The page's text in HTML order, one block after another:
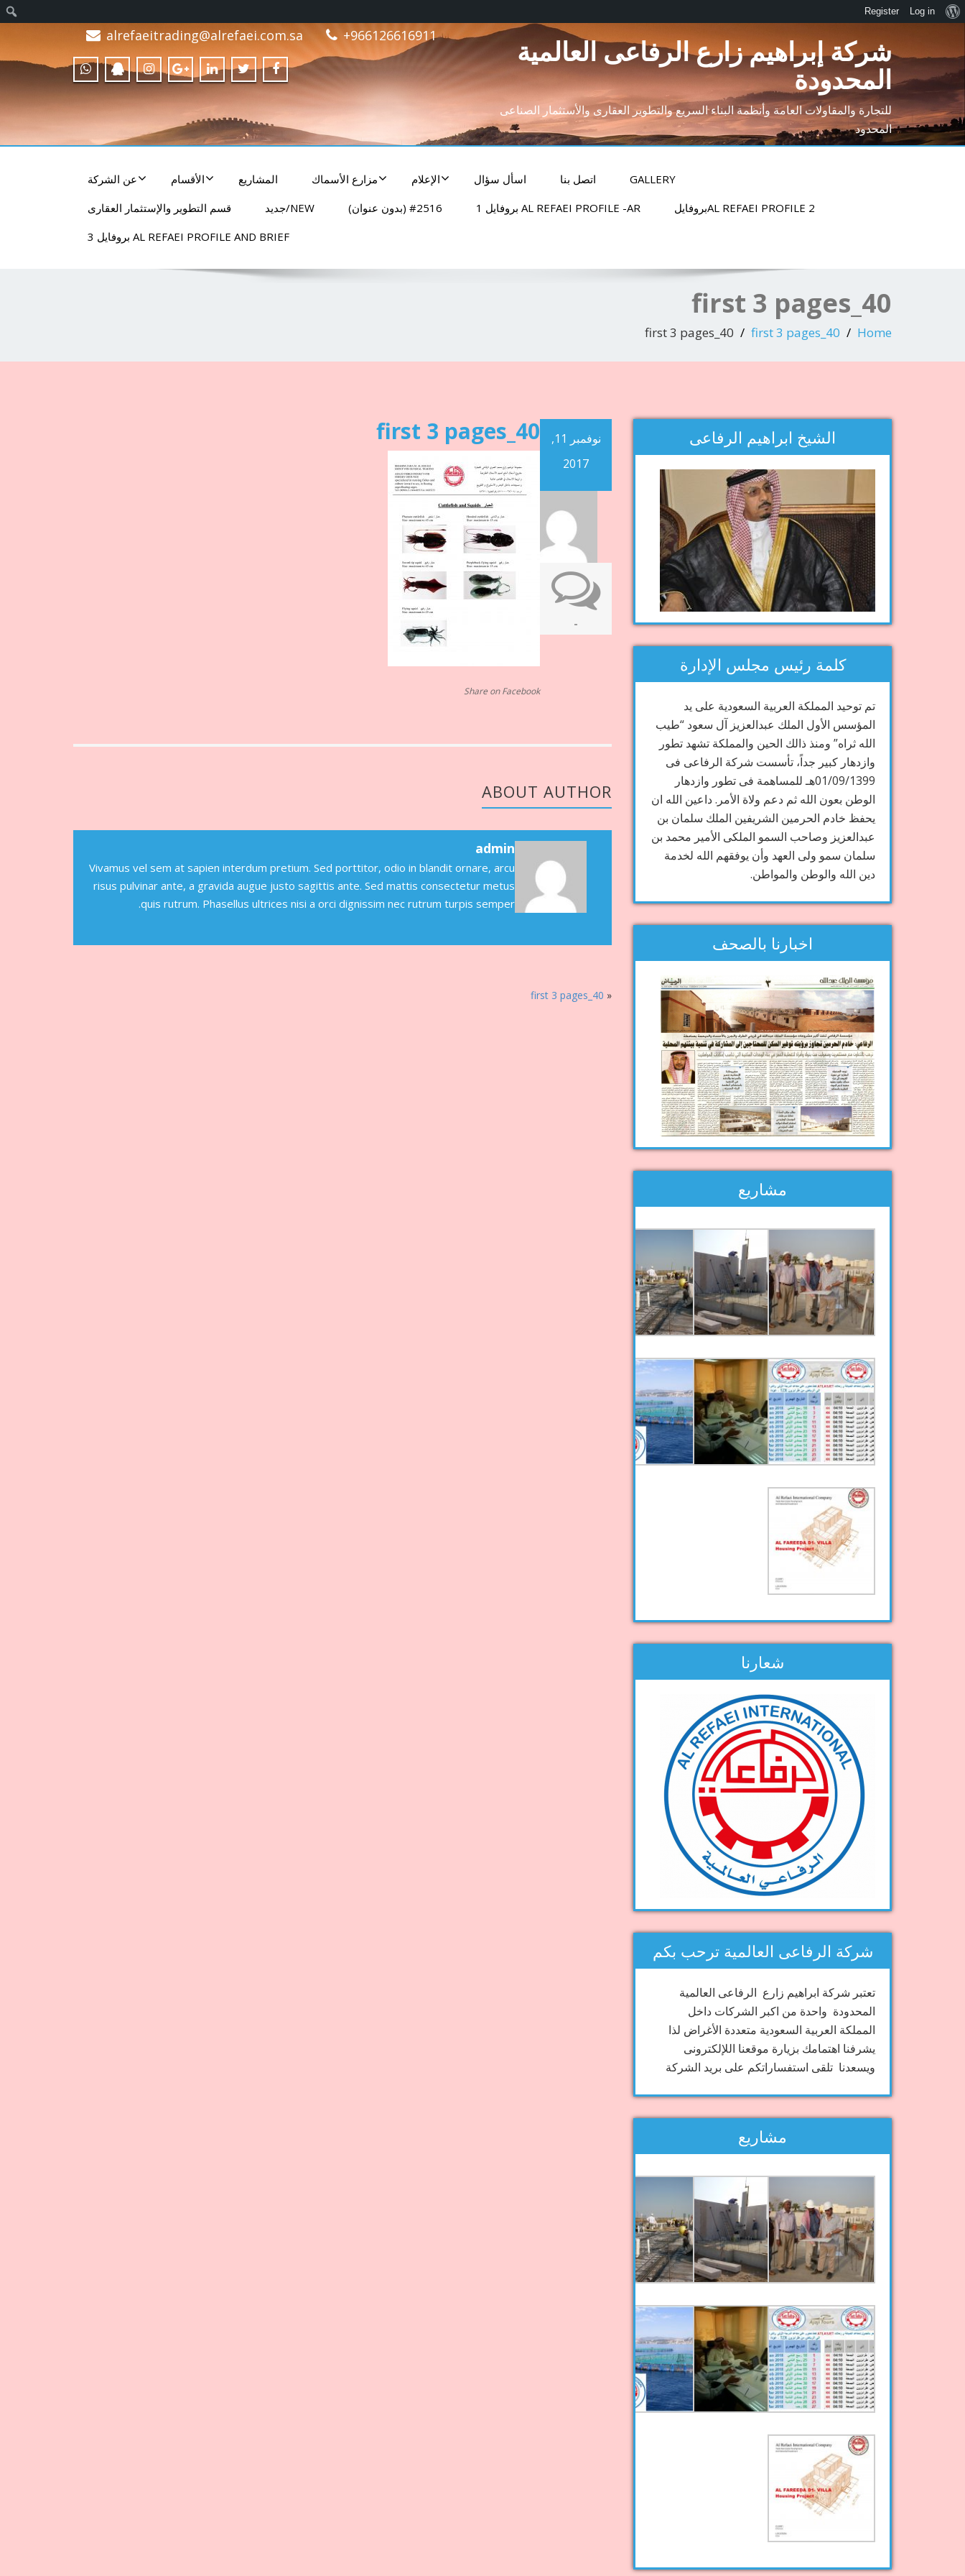
شركة إبراهيم زارع الرفاعى العالمية
المحدودة
للتجارة والمقاولات العامة وأنظمة البناء السريع والتطوير العقارى والأستثمار الصناعى
المحدود
alrefaeitrading@alrefaei.com.sa +966126616911
عن الشركة الأقسام المشاريع مزارع الأسماك الإعلام اسأل سؤال اتصل بنا
GALLERY
قسم التطوير والإستثمار العقارى
NEW/جديد #2516 (بدون عنوان) AL REFAEI PROFILE -AR بروفايل 1
AL REFAEI PROFILE 2بروفايل
AL REFAEI PROFILE AND BRIEF بروفايل 3
first 3 pages_40
Home
first 3 pages_40
first 3 pages_40
نوفمبر 11,
2017
-
first 3 pages_40
Share on Facebook
ABOUT AUTHOR
admin
Vivamus vel sem at sapien interdum pretium. Sed porttitor, odio in blandit ornare, arcu
risus pulvinar ante, a gravida augue justo sagittis ante. Sed mattis consectetur metus
quis rutrum. Phasellus ultrices nisi a orci dignissim nec rutrum turpis semper.
«
first 3 pages_40
الشيخ ابراهيم الرفاعى
كلمة رئيس مجلس الإدارة
تم توحيد المملكة العربية السعودية على يد
المؤسس الأول الملك عبدالعزيز آل سعود “طيب
الله ثراه” ومنذ ذالك الحين والمملكة تشهد تطور
وازدهار كبير جداً، تأسست شركة الرفاعى فى
01/09/1399هـ للمساهمة فى تطور وازدهار
الوطن بعون الله ثم دعم ولاة الأمر. داعين الله ان
يحفظ خادم الحرمين الشريفين الملك سلمان بن
عبدالعزيز وصاحب السمو الملكى الأمير محمد بن
سلمان سمو ولى العهد وأن يوفقهم الله لخدمة
دين الله والوطن والمواطن.
اخبارنا بالصحف
مشاريع
شعارنا
شركة الرفاعى العالمية ترحب بكم
تعتبر شركة ابراهيم زارع الرفاعى العالمية
المحدودة واحدة من اكبر الشركات داخل
المملكة العربية السعودية متعددة الأغراض لذا
يشرفنا اهتمامك بزيارة موقعنا اللإلكترونى
ويسعدنا تلقى استفساراتكم على بريد الشركة
مشاريع
Log in
Register